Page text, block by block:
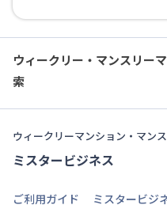
ウィークリー・マンスリー
索
ウィークリーマンション・マン
ミスタービジネス
ご利用ガイド ミスタービジ